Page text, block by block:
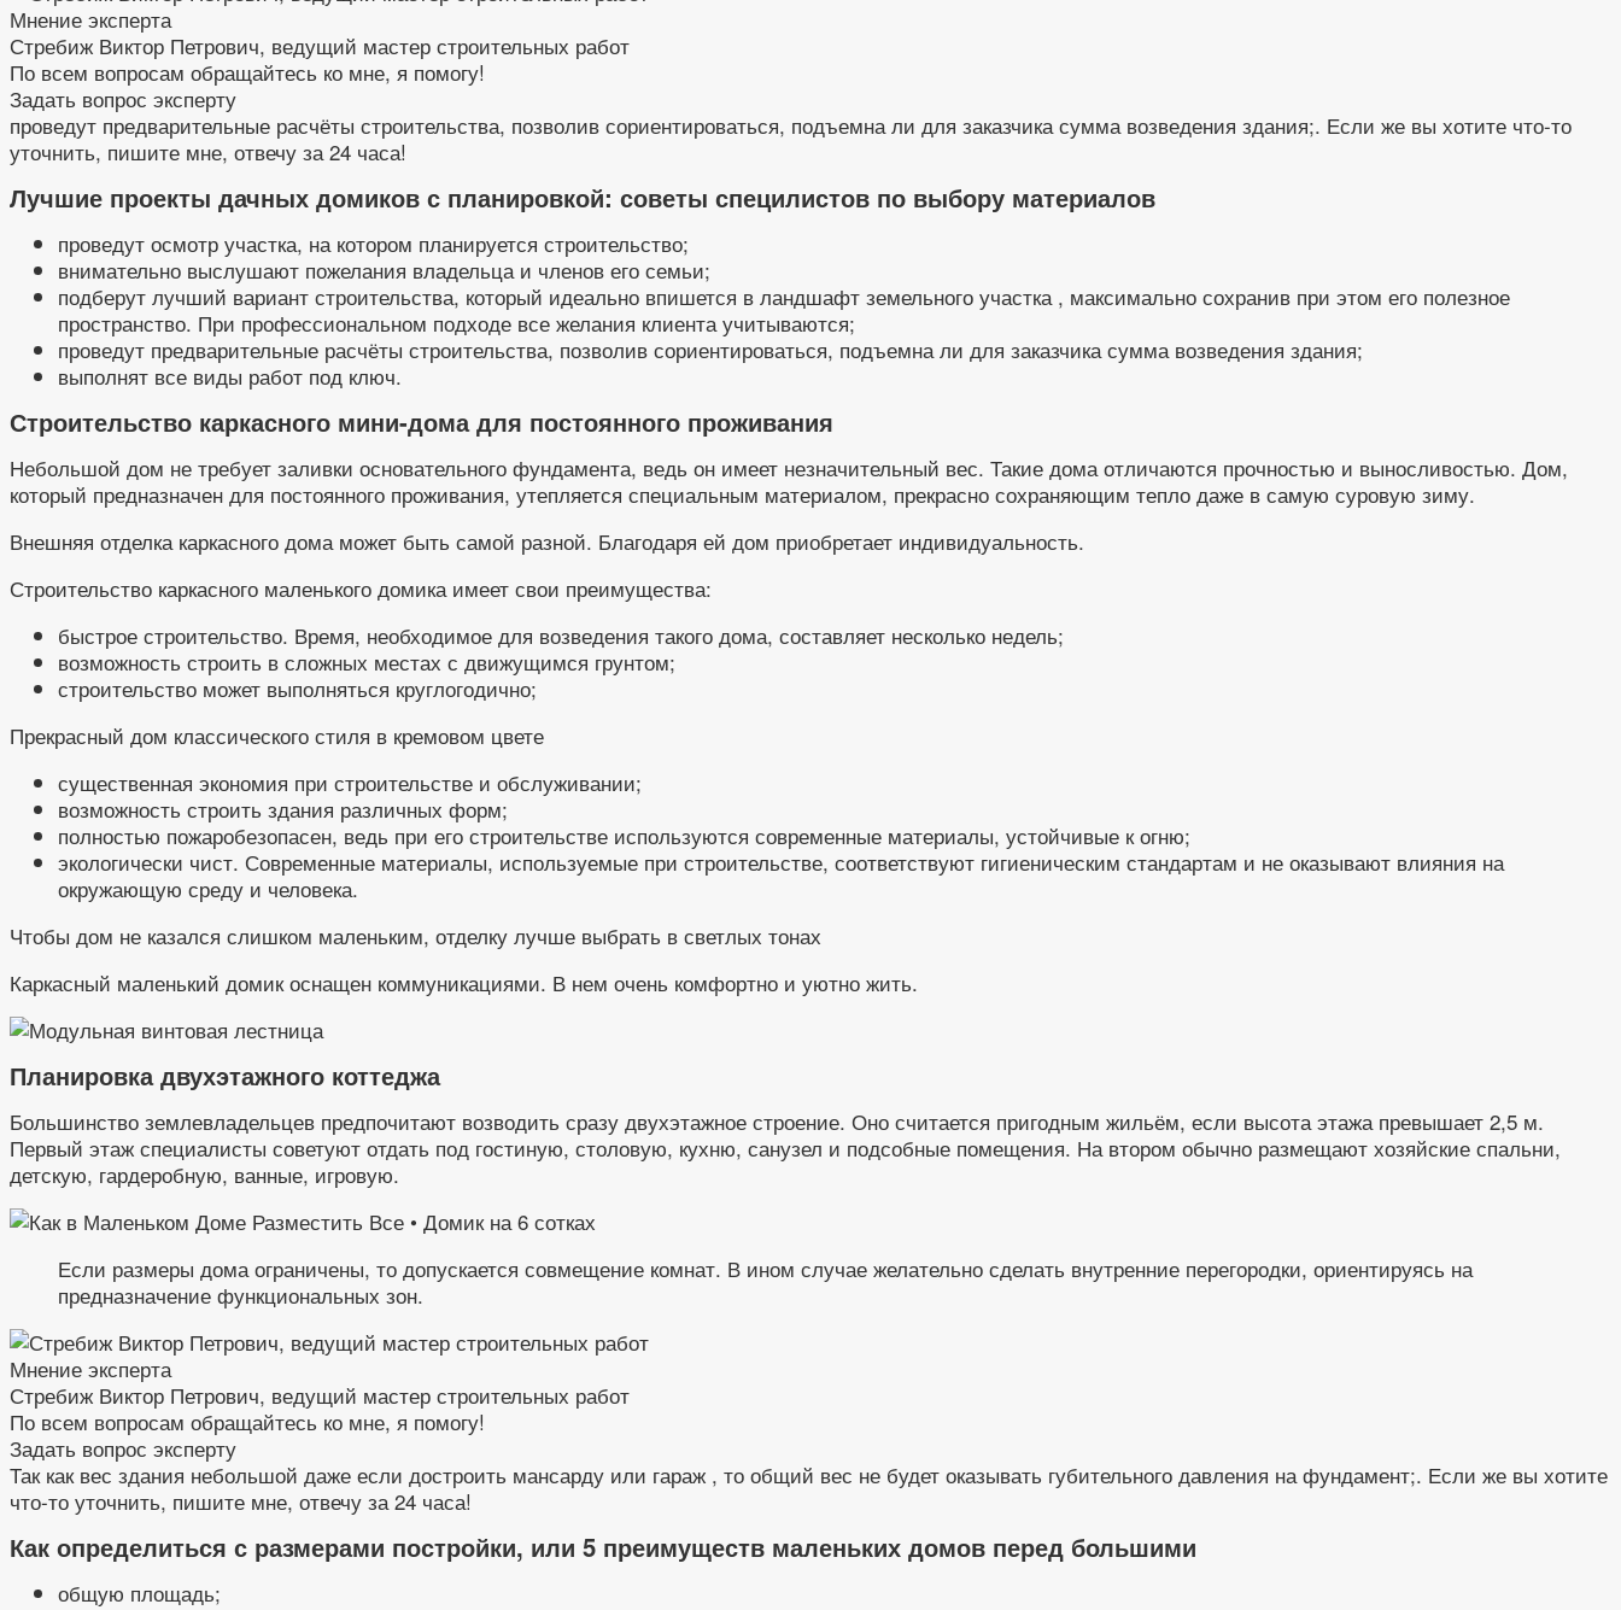
Мнение эксперта
Стребиж Виктор Петрович, ведущий мастер строительных работ
По всем вопросам обращайтесь ко мне, я помогу!
Задать вопрос эксперту
проведут предварительные расчёты строительства, позволив сориентироваться, подъемна ли для заказчика сумма возведения здания;. Если же вы хотите что-то
уточнить, пишите мне, отвечу за 24 часа!
Лучшие проекты дачных домиков с планировкой: советы специлистов по выбору материалов
проведут осмотр участка, на котором планируется строительство;
внимательно выслушают пожелания владельца и членов его семьи;
подберут лучший вариант строительства, который идеально впишется в ландшафт земельного участка , максимально сохранив при этом его полезное
пространство. При профессиональном подходе все желания клиента учитываются;
проведут предварительные расчёты строительства, позволив сориентироваться, подъемна ли для заказчика сумма возведения здания;
выполнят все виды работ под ключ.
Строительство каркасного мини-дома для постоянного проживания
Небольшой дом не требует заливки основательного фундамента, ведь он имеет незначительный вес. Такие дома отличаются прочностью и выносливостью. Дом,
который предназначен для постоянного проживания, утепляется специальным материалом, прекрасно сохраняющим тепло даже в самую суровую зиму.
Внешняя отделка каркасного дома может быть самой разной. Благодаря ей дом приобретает индивидуальность.
Строительство каркасного маленького домика имеет свои преимущества:
быстрое строительство. Время, необходимое для возведения такого дома, составляет несколько недель;
возможность строить в сложных местах с движущимся грунтом;
строительство может выполняться круглогодично;
Прекрасный дом классического стиля в кремовом цвете
существенная экономия при строительстве и обслуживании;
возможность строить здания различных форм;
полностью пожаробезопасен, ведь при его строительстве используются современные материалы, устойчивые к огню;
экологически чист. Современные материалы, используемые при строительстве, соответствуют гигиеническим стандартам и не оказывают влияния на
окружающую среду и человека.
Чтобы дом не казался слишком маленьким, отделку лучше выбрать в светлых тонах
Каркасный маленький домик оснащен коммуникациями. В нем очень комфортно и уютно жить.
Планировка двухэтажного коттеджа
Большинство землевладельцев предпочитают возводить сразу двухэтажное строение. Оно считается пригодным жильём, если высота этажа превышает 2,5 м.
Первый этаж специалисты советуют отдать под гостиную, столовую, кухню, санузел и подсобные помещения. На втором обычно размещают хозяйские спальни,
детскую, гардеробную, ванные, игровую.
Если размеры дома ограничены, то допускается совмещение комнат. В ином случае желательно сделать внутренние перегородки, ориентируясь на
предназначение функциональных зон.
Мнение эксперта
Стребиж Виктор Петрович, ведущий мастер строительных работ
По всем вопросам обращайтесь ко мне, я помогу!
Задать вопрос эксперту
Так как вес здания небольшой даже если достроить мансарду или гараж , то общий вес не будет оказывать губительного давления на фундамент;. Если же вы хотите
что-то уточнить, пишите мне, отвечу за 24 часа!
Как определиться с размерами постройки, или 5 преимуществ маленьких домов перед большими
общую площадь;